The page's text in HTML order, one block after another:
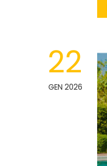
22
GEN 2026